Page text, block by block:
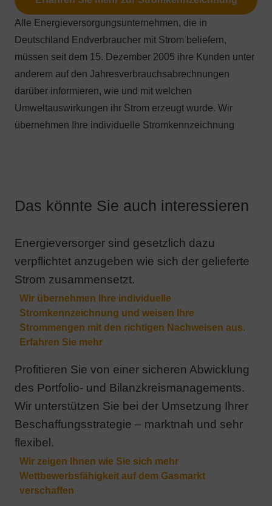
Energieversorger sind gesetzlich dazu
verpflichtet anzugeben wie sich der gelieferte
Strom zusammensetzt.
Profitieren Sie von einer sicheren Abwicklung
des Portfolio- und Bilanzkreismanagements.
Wir unterstützen Sie bei der Umsetzung Ihrer
Beschaffungsstrategie – marktnah und sehr
flexibel.